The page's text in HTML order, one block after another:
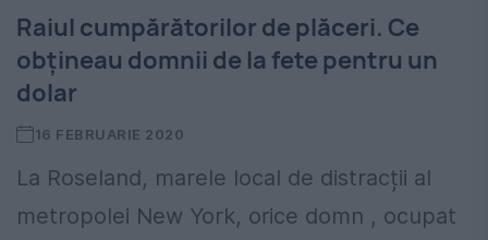
Raiul cumpărătorilor de plăceri. Ce
obțineau domnii de la fete pentru un
dolar
16 FEBRUARIE 2020
La Roseland, marele local de distracții al
metropolei New York, orice domn , ocupat